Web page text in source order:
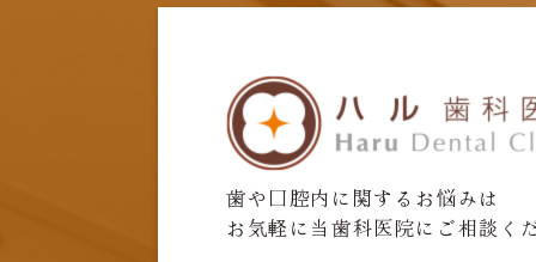
歯や口腔内に関するお悩みは
お気軽に当歯科医院にご相談く